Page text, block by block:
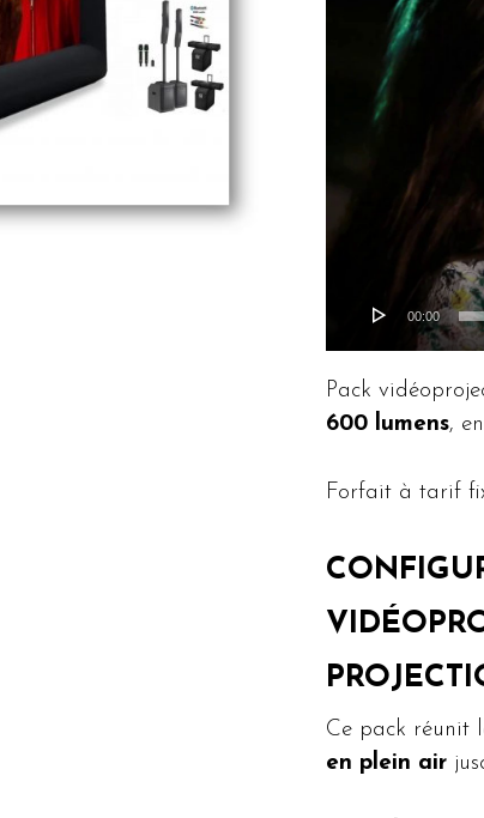
00:00
Pack
600 lumens,
Forfait à tarif
Ce pack réunit
en plein air